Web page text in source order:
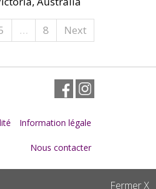
… 8 Next
FacebookInstagram
Information légale
Nous contacter
FermerX